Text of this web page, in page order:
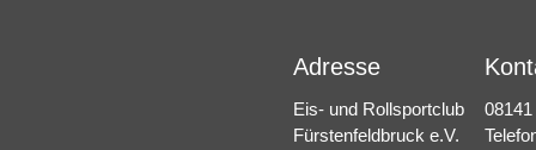
Adresse
Eis- und Rollsportclub
Fürstenfeldbruck e.V.